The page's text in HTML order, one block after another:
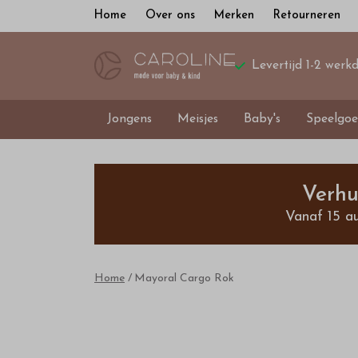
Home Over ons Merken Retourneren
Levertijd 1-2
Jongens Meisjes Baby's
Mayoral
Vanaf 15
Home Mayoral Cargo Rok